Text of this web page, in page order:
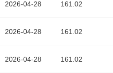
2026-04-28
2026-04-28
2026-04-28
161.02
161.02
161.02